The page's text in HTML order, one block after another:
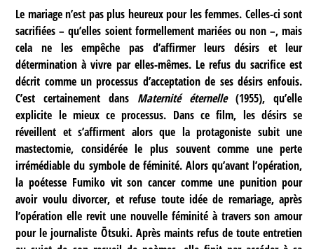
Le mariage n’est pas plus heureux pour les femmes. Celles-ci sont
sacrifiées – qu’elles soient formellement mariées ou non –, mais
cela ne les empêche pas d’affirmer leurs désirs et leur
détermination à vivre par elles-mêmes. Le refus du sacrifice est
décrit comme un processus d’acceptation de ses désirs enfouis.
C’est certainement dans Maternité éternelle(1955), qu’elle
explicite le mieux ce processus. Dans ce film, les désirs se
réveillent et s’affirment alors que la protagoniste subit une
mastectomie, considérée le plus souvent comme une perte
irrémédiable du symbole de féminité. Alors qu’avant l’opération,
la poétesse Fumiko vit son cancer comme une punition pour
avoir voulu divorcer, et refuse toute idée de remariage, après
l’opération elle revit une nouvelle féminité à travers son amour
pour le journaliste Ōtsuki. Après maints refus de toute entretien